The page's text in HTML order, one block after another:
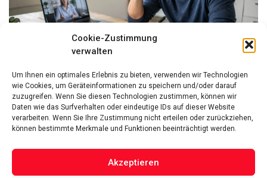
Cookie-Zustimmung
verwalten
Um Ihnen ein optimales Erlebnis zu bieten, verwenden wir Technologien
wie Cookies, um Geräteinformationen zu speichern und/oder darauf
zuzugreifen. Wenn Sie diesen Technologien zustimmen, können wir
Daten wie das Surfverhalten oder eindeutige IDs auf dieser Website
verarbeiten. Wenn Sie Ihre Zustimmung nicht erteilen oder zurückziehen,
können bestimmte Merkmale und Funktionen beeinträchtigt werden.
Akzeptieren
Hilfe bei Überschuldung: Warum Schuldnerberatung und
das P-Konto so wichtig sind
3. AUGUST 2026